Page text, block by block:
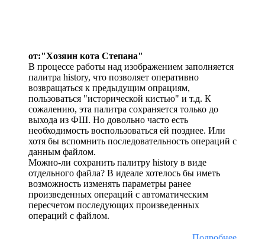
от:"Хозяин кота Степана"
В процессе работы над изображением заполняется
палитра history, что позволяет оперативно
возвращаться к предыдущим опрациям,
пользоваться "исторической кистью" и т.д. К
сожалению, эта палитра сохраняется только до
выхода из ФШ. Но довольно часто есть
необходимость воспользоваться ей позднее. Или
хотя бы вспомнить последовательность операций с
данным файлом.
Можно-ли сохранить палитру history в виде
отдельного файла? В идеале хотелось бы иметь
возможность изменять параметры ранее
произведенных операций с автоматическим
пересчетом последующих произведенных
операций с файлом.